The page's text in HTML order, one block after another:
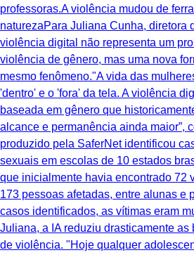
professoras.A violência mudou de
naturezaPara Juliana Cunha, diretora
violência digital não representa um
violência de gênero, mas uma nova
mesmo fenômeno."A vida das
'dentro' e o 'fora' da tela. A violência
baseada em gênero que
alcance e permanência ainda maior”,
produzido pela SaferNet identificou
sexuais em escolas de 10 estados
que inicialmente havia encontrado 72
173 pessoas afetadas, entre alunas e
casos identificados, as vítimas eram
Juliana, a IA reduziu drasticamente as
de violência. "Hoje qualquer